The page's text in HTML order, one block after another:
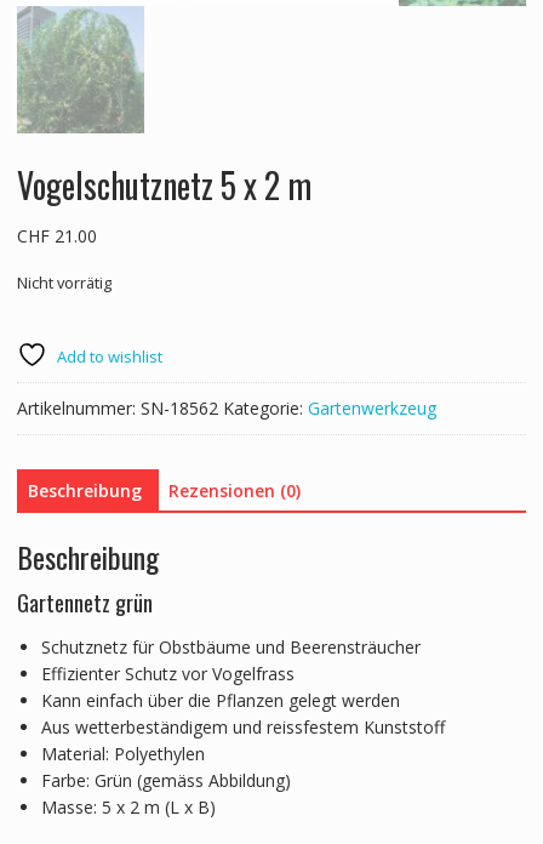
Vogelschutznetz 5 x 2 m
CHF21.00
Nicht vorrätig
Add to wishlist
Artikelnummer: SN-18562 Kategorie: Gartenwerkzeug
Beschreibung Rezensionen (0)
Beschreibung
Gartennetz grün
Schutznetz für Obstbäume und Beerensträucher
Effizienter Schutz vor Vogelfrass
Kann einfach über die Pflanzen gelegt werden
Aus wetterbeständigem und reissfestem Kunststoff
Material: Polyethylen
Farbe: Grün (gemäss Abbildung)
Masse: 5 x 2 m (L x B)